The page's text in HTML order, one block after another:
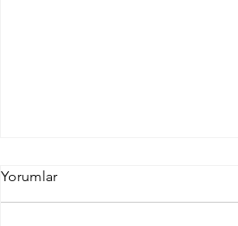
Müşteri Memnuniyeti: Ketche
Hissedin
Yorumlar